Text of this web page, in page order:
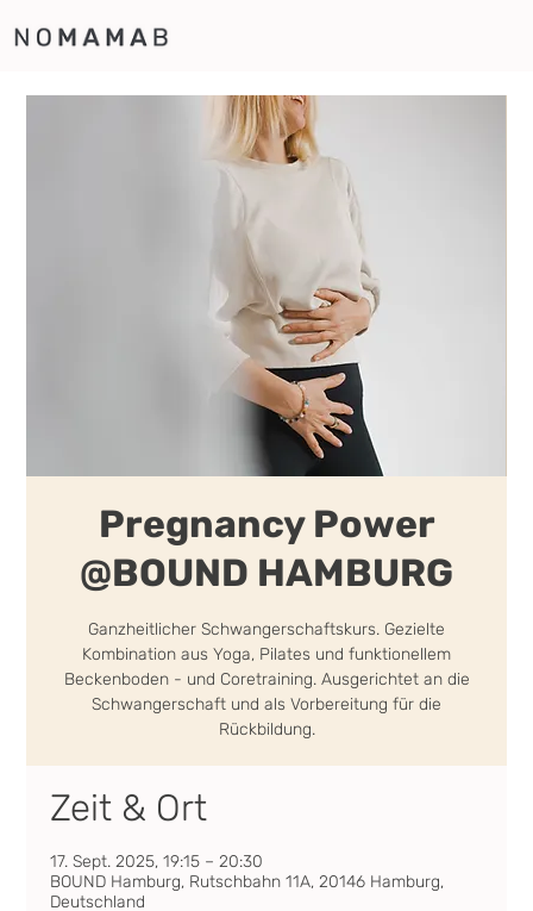
Pregnancy Power
@BOUND HAMBURG
Ganzheitlicher Schwangerschaftskurs. Gezielte
Kombination aus Yoga, Pilates und funktionellem
Beckenboden - und Coretraining. Ausgerichtet an die
Schwangerschaft und als Vorbereitung für die
Rückbildung.
Zeit & Ort
17. Sept. 2025, 19:15 – 20:30
BOUND Hamburg, Rutschbahn 11A, 20146 Hamburg,
Deutschland